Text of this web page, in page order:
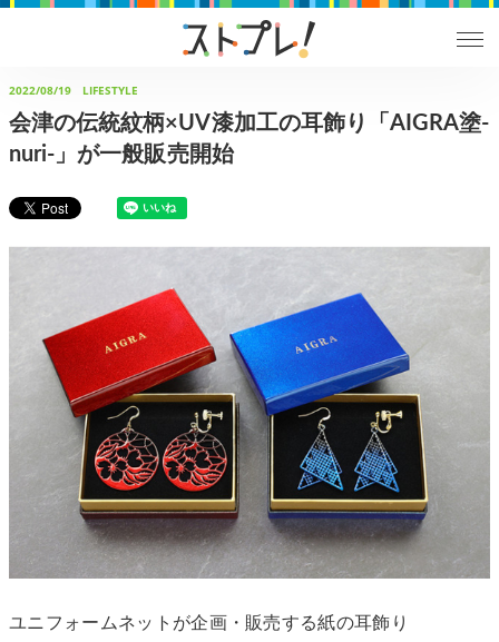
2022/08/19 LIFESTYLE
会津の伝統紋柄×UV漆加工の耳飾り「AIGRA塗-
nuri-」が一般販売開始
ユニフォームネットが企画・販売する紙の耳飾り